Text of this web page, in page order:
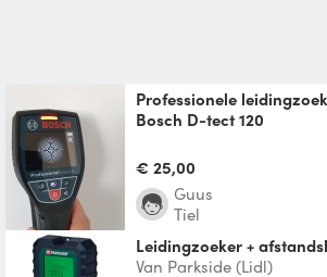
Professionele leidingzoeker (multi-detector)
Bosch D-tect 120
120, ontwikkeld voor
magnetische
€ 25,00
Guus
Tiel
leidingzoeker +
Van Parkside (Lidl)